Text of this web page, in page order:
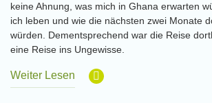
keine Ahnung, was mich in Ghana erwarten
ich leben und wie die nächsten zwei Monate
würden. Dementsprechend war die Reise
eine Reise ins Ungewisse.
Weiter Lesen